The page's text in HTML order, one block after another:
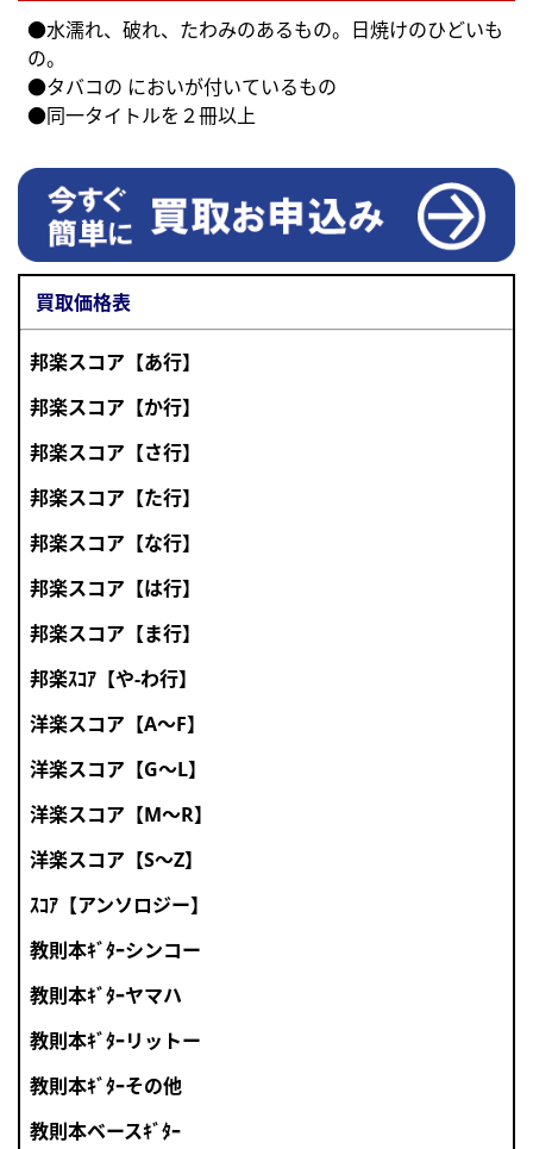
●水濡れ、破れ、たわみのあるもの。日焼けのひどいも
の。
●タバコの においが付いているもの
●同一タイトルを２冊以上
買取価格表
邦楽スコア【あ行】
邦楽スコア【か行】
邦楽スコア【さ行】
邦楽スコア【た行】
邦楽スコア【な行】
邦楽スコア【は行】
邦楽スコア【ま行】
邦楽ｽｺｱ【や-わ行】
洋楽スコア【A～F】
洋楽スコア【G～L】
洋楽スコア【M～R】
洋楽スコア【S～Z】
ｽｺｱ【アンソロジー】
教則本ｷﾞﾀｰシンコー
教則本ｷﾞﾀｰヤマハ
教則本ｷﾞﾀｰリットー
教則本ｷﾞﾀｰその他
教則本ベースｷﾞﾀｰ